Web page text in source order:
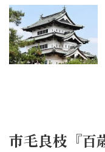
市毛良枝『百